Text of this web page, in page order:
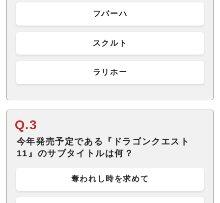
フバーハ
スクルト
ラリホー
Q.3
今年発売予定である『ドラゴンクエスト
11』のサブタイトルは何？
奪われし時を求めて